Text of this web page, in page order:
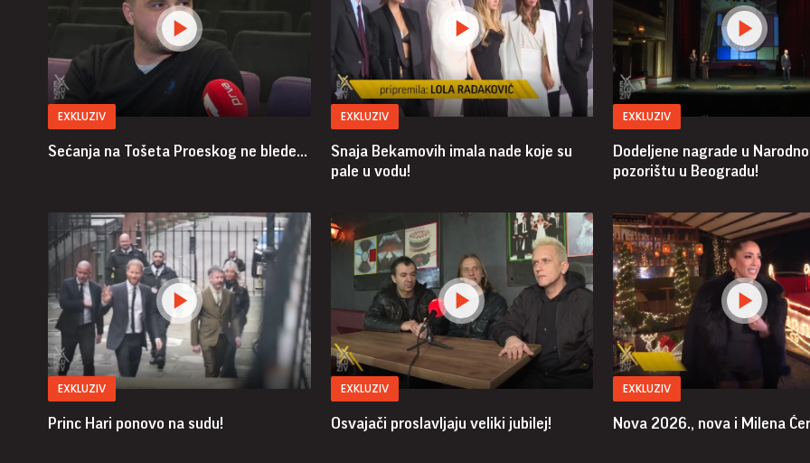
EXKLUZIV
Sećanja na Tošeta Proeskog ne blede...
EXKLUZIV
Snaja Bekamovih imala nade koje su
pale u vodu!
EXKLUZIV
Dodeljene nagrade u
pozorištu u Beogradu!
EXKLUZIV
Princ Hari ponovo na sudu!
EXKLUZIV
Osvajači proslavljaju veliki jubilej!
EXKLUZIV
Nova 2026., nova i Milena